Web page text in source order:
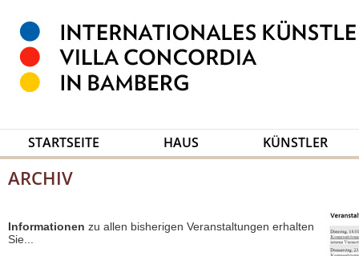
STARTSEITE HAUS KÜNSTLER
ARCHIV
Informationen zu allen bisherigen Veranstaltungen erhalten
Sie...